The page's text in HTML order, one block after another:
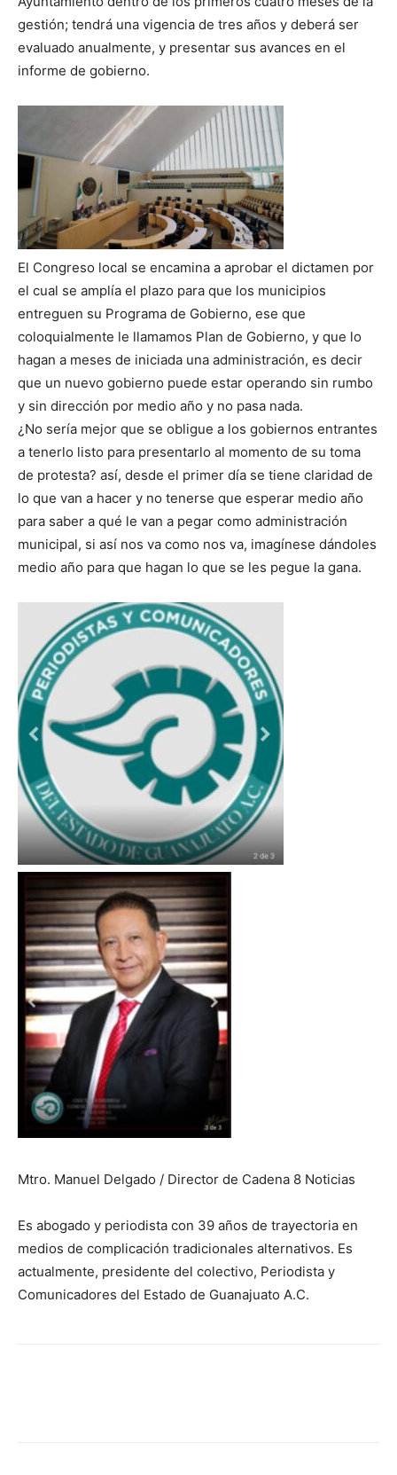
gestión; tendrá una vigencia de tres años y deberá ser
evaluado anualmente, y presentar sus avances en el
informe de gobierno.
El Congreso local se encamina a aprobar el dictamen por
el cual se amplía el plazo para que los municipios
entreguen su Programa de Gobierno, ese que
coloquialmente le llamamos Plan de Gobierno, y que lo
hagan a meses de iniciada una administración, es decir
que un nuevo gobierno puede estar operando sin rumbo
y sin dirección por medio año y no pasa nada.
¿No sería mejor que se obligue a los gobiernos entrantes
a tenerlo listo para presentarlo al momento de su toma
de protesta? así, desde el primer día se tiene claridad de
lo que van a hacer y no tenerse que esperar medio año
para saber a qué le van a pegar como administración
municipal, si así nos va como nos va, imagínese dándoles
medio año para que hagan lo que se les pegue la gana.
Mtro. Manuel Delgado / Director de Cadena 8 Noticias
Es abogado y periodista con 39 años de trayectoria en
medios de complicación tradicionales alternativos. Es
actualmente, presidente del colectivo, Periodista y
Comunicadores del Estado de Guanajuato A.C.